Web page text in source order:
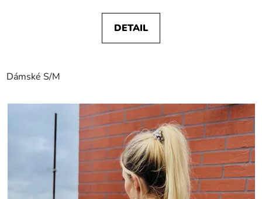
DETAIL
Dámské S/M